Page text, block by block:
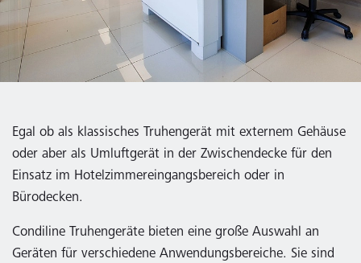
Egal ob als klassisches Truhengerät mit externem Gehäuse
oder aber als Umluftgerät in der Zwischendecke für den
Einsatz im Hotelzimmereingangsbereich oder in
Bürodecken.
Condiline Truhengeräte bieten eine große Auswahl an
Geräten für verschiedene Anwendungsbereiche. Sie sind